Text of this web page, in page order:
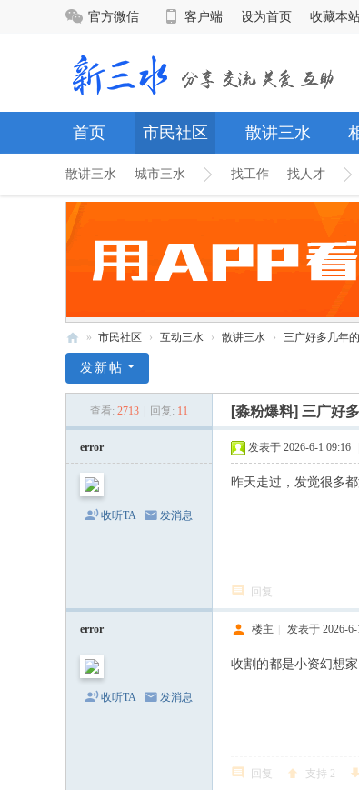
官方微信 客户端 设为首页 收藏本
首页 市民社区 散讲三水
散讲三水 城市三水 找工作 找人才
三
» 市民社区 › 互动三水 › 散讲三水 › 三广好多几年
发新帖
查看: 2713 回复: 11 [淼粉爆料] 三广好
error
收听TA 发消息
发表于 2026-6-1 09:16
昨天走过，发觉很多
回复
error
收听TA 发消息
楼主 发表于 2026-6-
收割的都是小资幻想家
回复 支持 2